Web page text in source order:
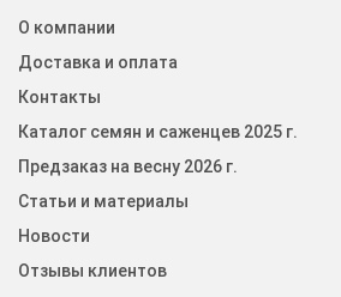
О компании
Доставка и оплата
Контакты
Каталог семян и саженцев 2025 г.
Предзаказ на весну 2026 г.
Статьи и материалы
Новости
Отзывы клиентов